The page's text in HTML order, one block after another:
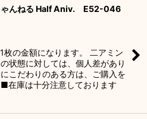
ゃんねる Half Aniv. E52-046
の金額になります。 二アミン
状態に対しては、個人差があり
こだわりのある方は、ご購入を
在庫は十分注意しております